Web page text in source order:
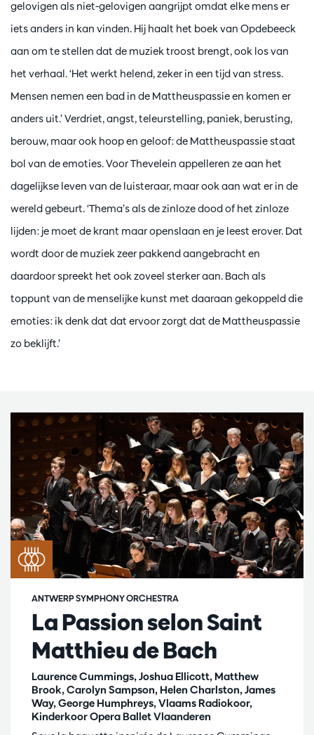
gelovigen als niet-gelovigen aangrijpt omdat elke mens er
iets anders in kan vinden. Hij haalt het boek van Opdebeeck
aan om te stellen dat de muziek troost brengt, ook los van
het verhaal. ‘Het werkt helend, zeker in een tijd van stress.
Mensen nemen een bad in de Mattheuspassie en komen er
anders uit.’ Verdriet, angst, teleurstelling, paniek, berusting,
berouw, maar ook hoop en geloof: de Mattheuspassie staat
bol van de emoties. Voor Thevelein appelleren ze aan het
dagelijkse leven van de luisteraar, maar ook aan wat er in de
wereld gebeurt. ‘Thema’s als de zinloze dood of het zinloze
lijden: je moet de krant maar openslaan en je leest erover. Dat
wordt door de muziek zeer pakkend aangebracht en
daardoor spreekt het ook zoveel sterker aan. Bach als
toppunt van de menselijke kunst met daaraan gekoppeld die
emoties: ik denk dat dat ervoor zorgt dat de Mattheuspassie
zo beklijft.’
La Passion selon Saint
Matthieu de Bach
Laurence Cummings, Joshua Ellicott, Matthew
Brook, Carolyn Sampson, Helen Charlston, James
Way, George Humphreys, Vlaams Radiokoor,
Kinderkoor Opera Ballet Vlaanderen
ANTWERP SYMPHONY ORCHESTRA